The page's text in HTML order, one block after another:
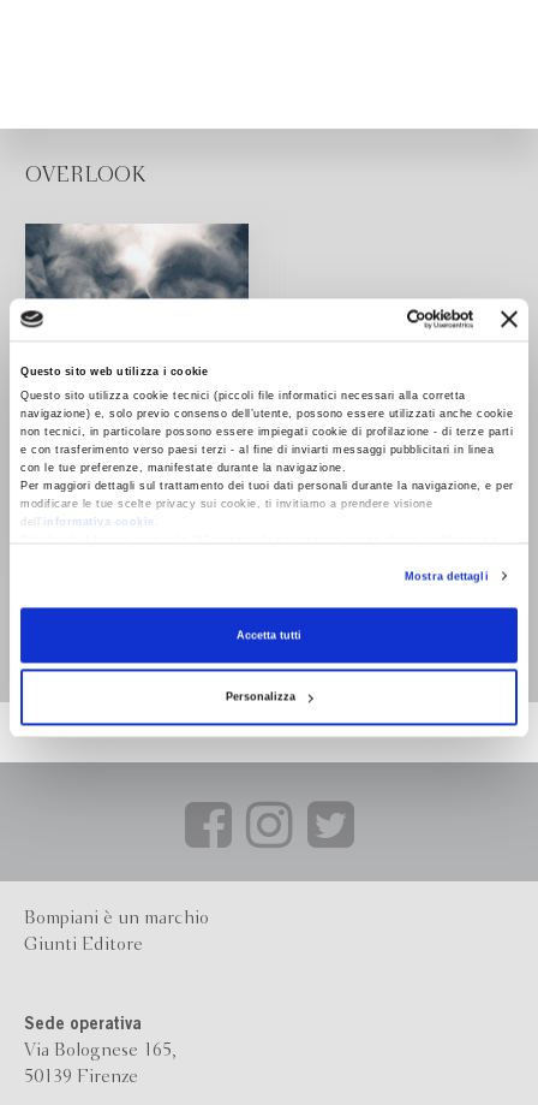
Questo sito web utilizza i cookie
Questo sito utilizza cookie tecnici (piccoli file informatici necessari alla corretta
navigazione) e, solo previo consenso dell’utente, possono essere utilizzati anche cookie
non tecnici, in particolare possono essere impiegati cookie di profilazione - di terze parti
e con trasferimento verso paesi terzi - al fine di inviarti messaggi pubblicitari in linea
con le tue preferenze, manifestate durante la navigazione.
Per maggiori dettagli sul trattamento dei tuoi dati personali durante la navigazione, e per
modificare le tue scelte privacy sui cookie, ti invitiamo a prendere visione
dell’
informativa cookie
RevocaMostra dettagli
Accetta tutti
Personalizza
OVERLOOK
Giovanni Arduino,
Bompiani è un marchio
Giunti Editore
Sede operativa
Via Bolognese 165,
50139 Firenze